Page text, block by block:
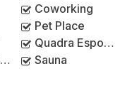
Coworking
Pet Place
Quadra Esportiva
Sauna